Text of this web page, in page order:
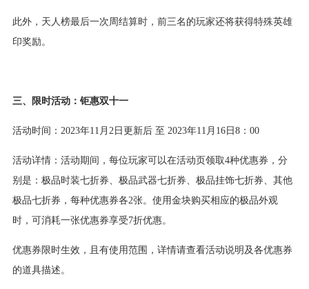
此外，天人榜最后一次周结算时，前三名的玩家还将获得特殊英雄
印奖励。
三、限时活动：钜惠双十一
活动时间：2023年11月2日更新后 至 2023年11月16日8：00
活动详情：活动期间，每位玩家可以在活动页领取4种优惠券，分
别是：极品时装七折券、极品武器七折券、极品挂饰七折券、其他
极品七折券，每种优惠券各2张。使用金块购买相应的极品外观
时，可消耗一张优惠券享受7折优惠。
优惠券限时生效，且有使用范围，详情请查看活动说明及各优惠券
的道具描述。